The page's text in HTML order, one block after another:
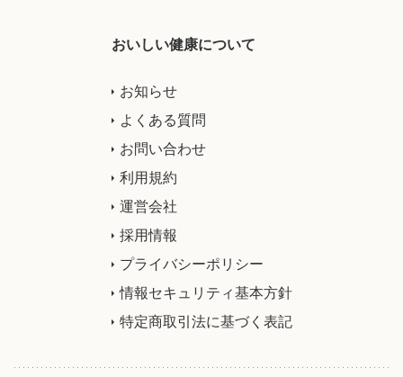
おいしい健康について
お知らせ
よくある質問
お問い合わせ
利用規約
運営会社
採用情報
プライバシーポリシー
情報セキュリティ基本方針
特定商取引法に基づく表記